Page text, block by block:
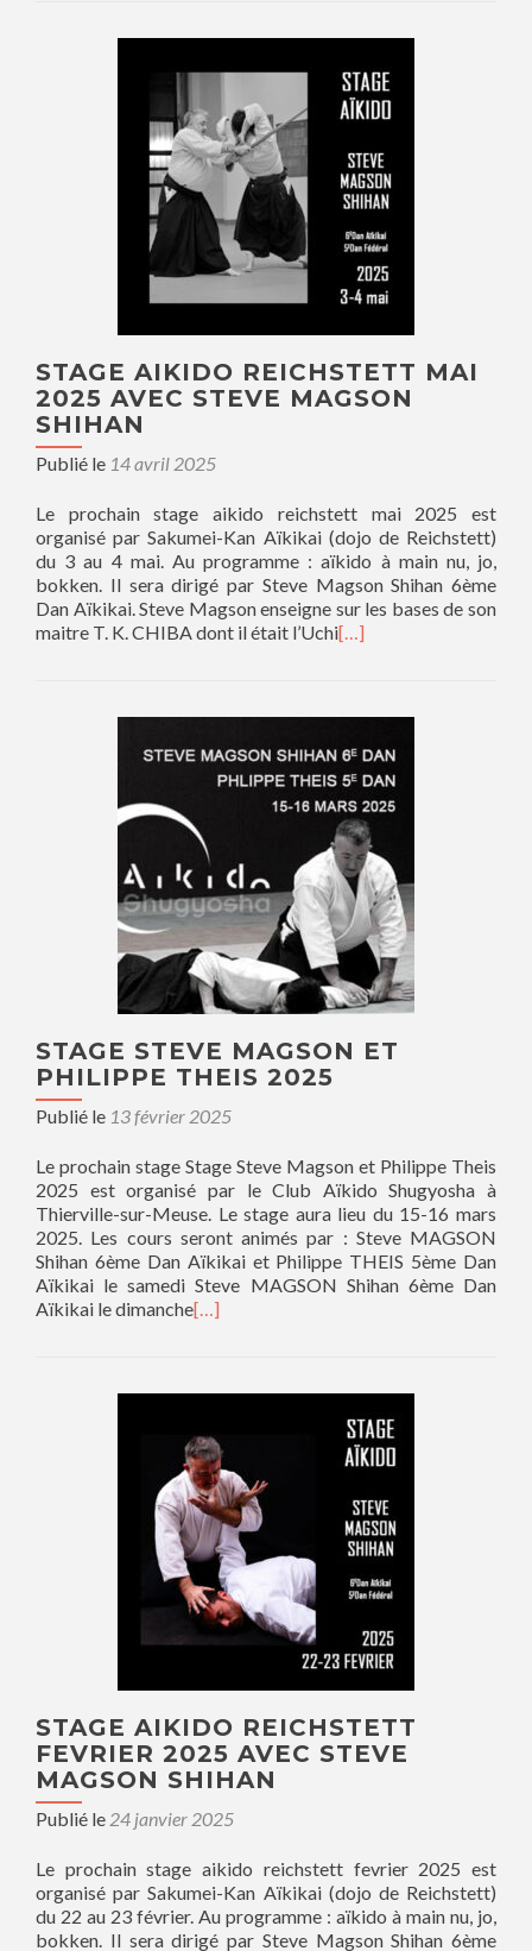
STAGE AIKIDO REICHSTETT MAI
2025 AVEC STEVE MAGSON
SHIHAN
Publié le 14 avril 2025
Le prochain stage aikido reichstett mai 2025 est
organisé par Sakumei-Kan Aïkikai (dojo de Reichstett)
du 3 au 4 mai. Au programme : aïkido à main nu, jo,
bokken. Il sera dirigé par Steve Magson Shihan 6ème
Dan Aïkikai. Steve Magson enseigne sur les bases de son
maitre T. K. CHIBA dont il était l’Uchi[…]
STAGE STEVE MAGSON ET
PHILIPPE THEIS 2025
Publié le 13 février 2025
Le prochain stage Stage Steve Magson et Philippe Theis
2025 est organisé par le Club Aïkido Shugyosha à
Thierville-sur-Meuse. Le stage aura lieu du 15-16 mars
2025. Les cours seront animés par : Steve MAGSON
Shihan 6ème Dan Aïkikai et Philippe THEIS 5ème Dan
Aïkikai le samedi Steve MAGSON Shihan 6ème Dan
Aïkikai le dimanche[…]
STAGE AIKIDO REICHSTETT
FEVRIER 2025 AVEC STEVE
MAGSON SHIHAN
Publié le 24 janvier 2025
Le prochain stage aikido reichstett fevrier 2025 est
organisé par Sakumei-Kan Aïkikai (dojo de Reichstett)
du 22 au 23 février. Au programme : aïkido à main nu, jo,
bokken. Il sera dirigé par Steve Magson Shihan 6ème